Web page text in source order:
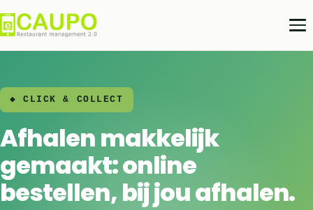
◆ CLICK & COLLECT
Afhalen makkelijk
gemaakt: online
bestellen, bij jou afhalen.